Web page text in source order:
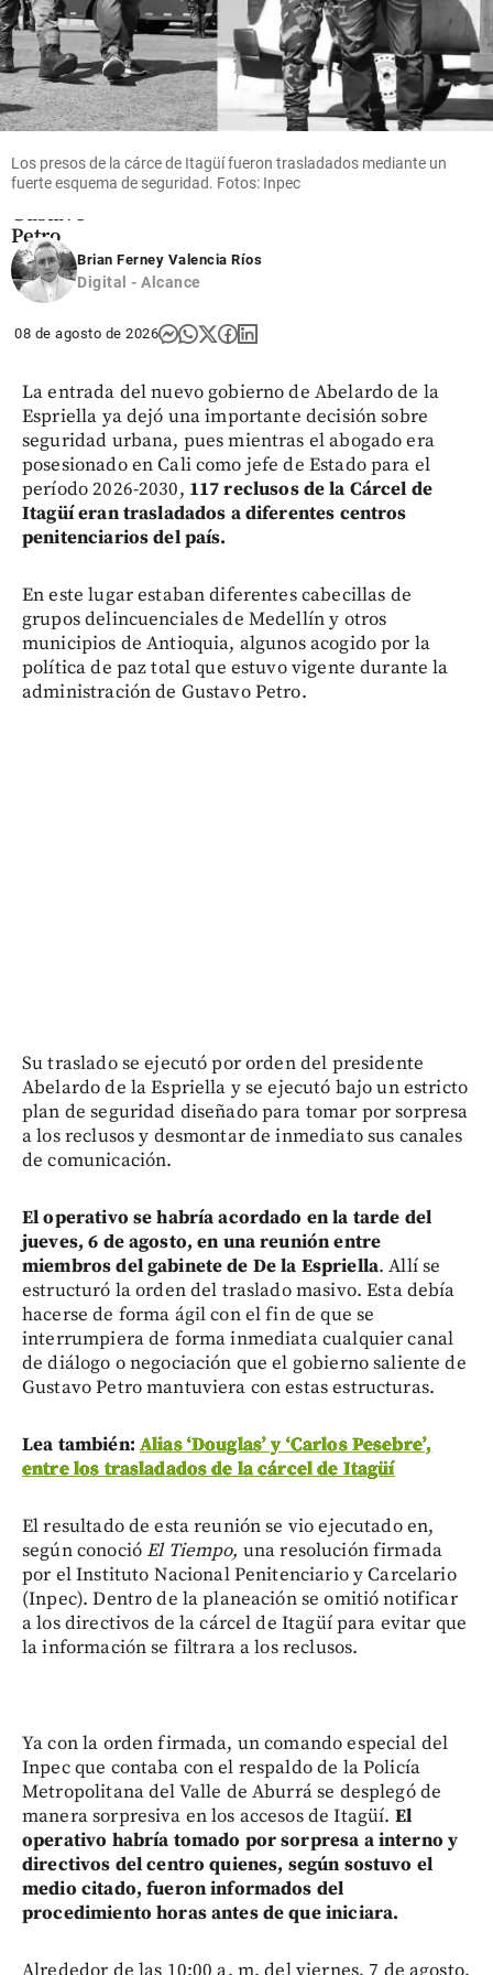
Columnistas
El
gobierno
más
el legado
de
Gustavo
Petro
share
Los presos de la cárce de Itagüí fueron trasladados mediante un
fuerte esquema de seguridad. Fotos: Inpec
Brian Ferney Valencia Ríos
Digital - Alcance
08 de agosto de 2026
La entrada del nuevo gobierno de Abelardo de la
Espriella ya dejó una importante decisión sobre
seguridad urbana, pues mientras el abogado era
posesionado en Cali como jefe de Estado para el
período 2026-2030, 117 reclusos de la Cárcel de
Itagüí eran trasladados a diferentes centros
penitenciarios del país.
En este lugar estaban diferentes cabecillas de
grupos delincuenciales de Medellín y otros
municipios de Antioquia, algunos acogido por la
política de paz total que estuvo vigente durante la
administración de Gustavo Petro.
Su traslado se ejecutó por orden del presidente
Abelardo de la Espriella y se ejecutó bajo un estricto
plan de seguridad diseñado para tomar por sorpresa
a los reclusos y desmontar de inmediato sus canales
de comunicación.
El operativo se habría acordado en la tarde del
jueves, 6 de agosto, en una reunión entre
miembros del gabinete de De la Espriella. Allí se
estructuró la orden del traslado masivo. Esta debía
hacerse de forma ágil con el fin de que se
interrumpiera de forma inmediata cualquier canal
de diálogo o negociación que el gobierno saliente de
Gustavo Petro mantuviera con estas estructuras.
Lea también: Alias ‘Douglas’ y ‘Carlos Pesebre’,
entre los trasladados de la cárcel de Itagüí
El resultado de esta reunión se vio ejecutado en,
según conocióEl Tiempo, una resolución firmada
por el Instituto Nacional Penitenciario y Carcelario
(Inpec). Dentro de la planeación se omitió notificar
a los directivos de la cárcel de Itagüí para evitar que
la información se filtrara a los reclusos.
Ya con la orden firmada, un comando especial del
Inpec que contaba con el respaldo de la Policía
Metropolitana del Valle de Aburrá se desplegó de
manera sorpresiva en los accesos de Itagüí. El
operativo habría tomado por sorpresa a interno y
directivos del centro quienes, según sostuvo el
medio citado, fueron informados del
procedimiento horas antes de que iniciara.